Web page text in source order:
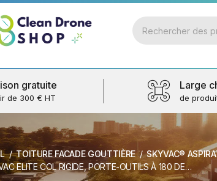
gratuite
de 300 € HT
Large
de
TOITURE FACADE GOUTTIÈRE SKYVAC®
ELITE COL RIGIDE, PORTE-OUTILS À 180 DEGRÉS